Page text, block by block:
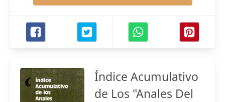
Índice Acumulativo
de Los "Anales Del